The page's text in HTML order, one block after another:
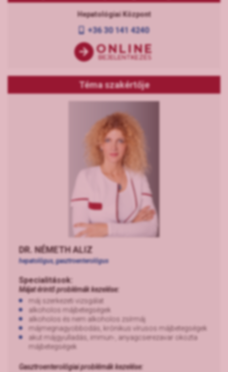
Hepatológiai Központ
+36 30 141 4240
ONLINE
BEJELENTKEZÉS
Téma szakértője
DR. NÉMETH ALIZ
hepatológus, gasztroenterológus
Specialitások:
Májat érintő problémák kezelése:
máj szerkezeti vizsgálat
alkoholos májbetegségek
alkoholos és nem alkoholos zsírmáj
májmegnagyobbodás, krónikus vírusos májbetegségek
akut májgyulladás, immun-, anyagcserezavar okozta
májbetegségek
Gasztroenterológiai problémák kezelése: